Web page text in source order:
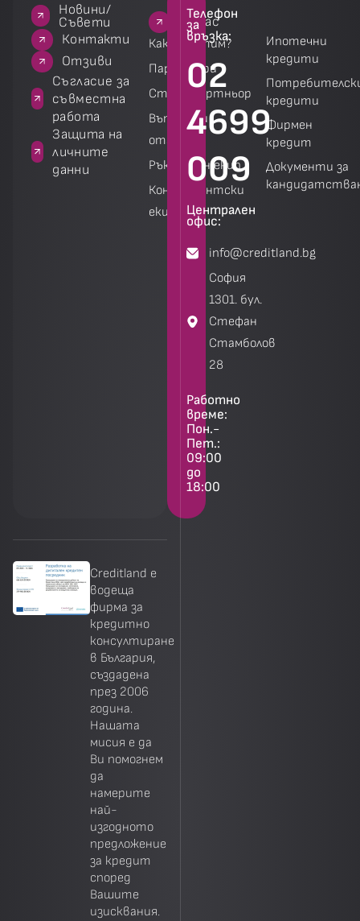
Новини/
Съвети
Контакти
Отзиви
Съгласие за
съвместна
работа
Защита на
личните
данни
За нас
За нас
Как работим?
Партньори
Стани партньор
Въпроси и
отговори
Ръководен екип
Консултантски
екип
Ипотечни
кредити
кредити
Фирмен
кредит
Документи за
Калкулатори
Калкулатори
Телефон
за
връзка:
02
4699
009
Централен
офис:
info@creditland.bg
София
1301. бул.
Стефан
Стамболов
28
Работно
време:
Пон.-
Пет.:
09:00
до
18:00
Creditland е
водеща
фирма за
кредитно
консултиране
в България,
създадена
през 2006
година.
Нашата
мисия е да
Ви помогнем
да
намерите
най-
изгодното
предложение
за кредит
според
Вашите
изисквания.